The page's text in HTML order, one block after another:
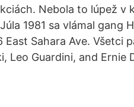
Nebola to lúpež v
1981 sa vlámal gang
East Sahara Ave. Všetci
Leo Guardini, and